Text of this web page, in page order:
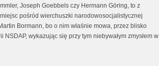
Joseph Goebbels czy Hermann Gӧring, to z
pośród wierchuszki narodowosocjalistycznej
Bormann, bo o nim właśnie mowa, przez blisko
NSDAP, wykazując się przy tym niebywałym zmysłem w